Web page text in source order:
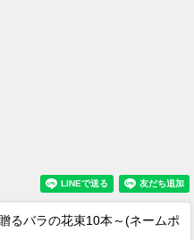
るバラの花束10本～(ネームポ